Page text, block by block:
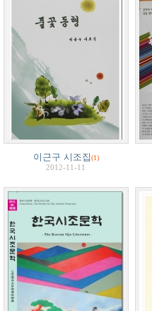
이근구 시조집(1)
2012-11-11